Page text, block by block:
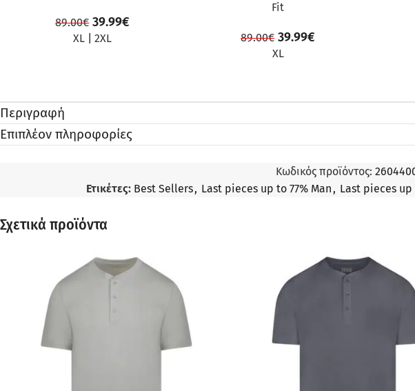
89.00€ 39.99€
XL |2XL
Fit
89.00€ 39.99€
XL
Περιγραφή
Επιπλέον πληροφορίες
Κωδικός προϊόντος:
Ετικέτες: Best Sellers, Last pieces up to 77% Man, Last pieces up
Σχετικά προϊόντα
ΠΡΟΣΦΟΡΆ ΠΡΟΣΦΟΡΆ